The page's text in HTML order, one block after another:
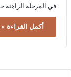
في المرحلة الراهنة
أكمل القراءة »